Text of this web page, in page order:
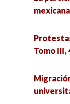
La función
Políticas de
(PCTI)
cine y la
Tomo III,